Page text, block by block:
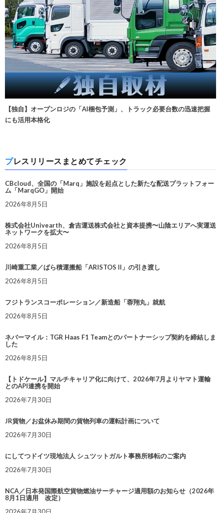
【独自】オープンロジの「AI梱包予測」、トラック必要台数の迅速把握
にも活用本格化
プレスリリースまとめてチェック
CBcloud、全国の「Marq」施設を起点とした新たな配送プラットフォー
ム「MarqGO」開始
2026年8月5日
株式会社Univearth、倉吉運送株式会社と資本提携〜山陰エリアへ実運送
ネットワークを拡大〜
2026年8月5日
川崎重工業／ばら積運搬船「ARISTOS II」の引き渡し
2026年8月5日
フジトランスコーポレーション／新造船「蓉翔丸」就航
2026年8月5日
ネバーマイル：TGR Haas F1 Teamとのパートナーシップ契約を締結しま
した
2026年8月5日
【トドケール】マルチキャリア化に向けて、2026年7月よりヤマト運輸
とのAPI連携を開始
2026年7月30日
JR貨物／お盆休み期間の貨物列車の運転計画について
2026年7月30日
にしてつドイツ現地法人 シュツットガルト事務所移転のご案内
2026年7月30日
NCA／日本発国際航空貨物燃油サーチャージ適用額のお知らせ（2026年
8月1日適用 改定）